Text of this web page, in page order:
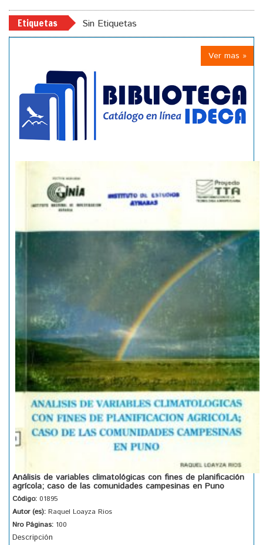
Etiquetas Sin Etiquetas
Ver mas »
Análisis de variables climatológicas con fines de planificación
agrícola; caso de las comunidades campesinas en Puno
Código: 01895
Autor (es): Raquel Loayza Rios
Nro Páginas: 100
Descripción